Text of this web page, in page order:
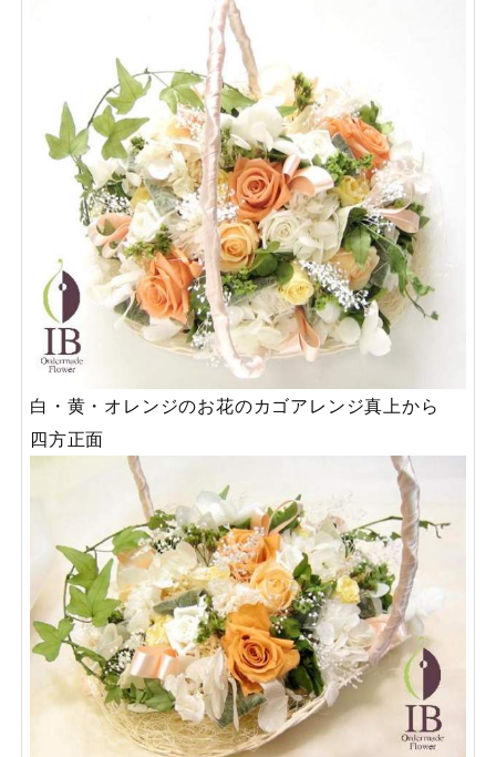
白・黄・オレンジのお花のカゴアレンジ真上から
四方正面